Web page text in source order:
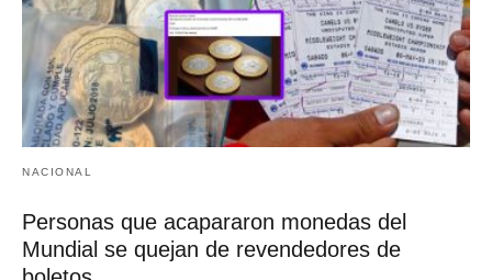
NACIONAL
Personas que acapararon monedas del
Mundial se quejan de revendedores de